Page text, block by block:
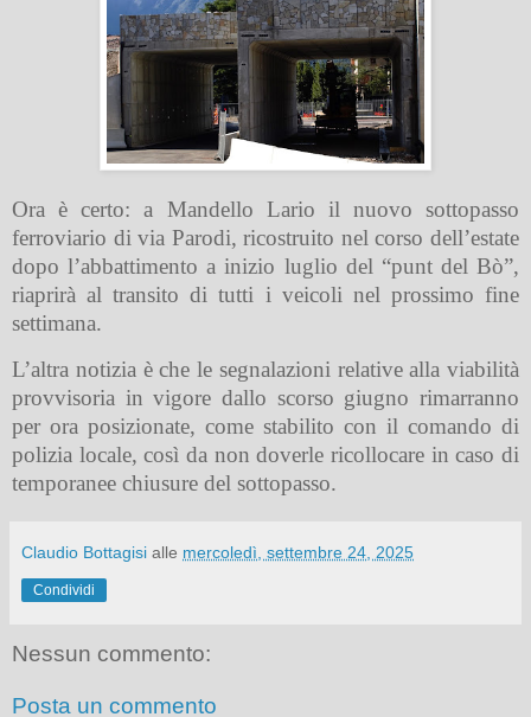
Ora è certo: a Mandello Lario il nuovo sottopasso
ferroviario di via Parodi, ricostruito nel corso dell’estate
dopo l’abbattimento a inizio luglio del “punt del Bò”,
riaprirà al transito di tutti i veicoli nel prossimo fine
settimana.
L’altra notizia è che le segnalazioni relative alla viabilità
provvisoria in vigore dallo scorso giugno rimarranno
per ora posizionate, come stabilito con il comando di
polizia locale, così da non doverle ricollocare in caso di
temporanee chiusure del sottopasso.
Claudio Bottagisi alle mercoledì, settembre 24, 2025
Condividi
Nessun commento:
Posta un commento